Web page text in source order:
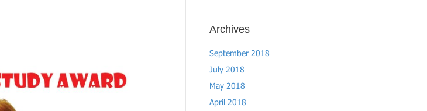
Archives
September 2018
July 2018
May 2018
April 2018